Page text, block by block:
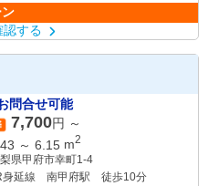
認する
問合せ可能
7,700円 ～
～ 6.15 m2
県甲府市幸町1-4
身延線 南甲府駅 徒歩10分